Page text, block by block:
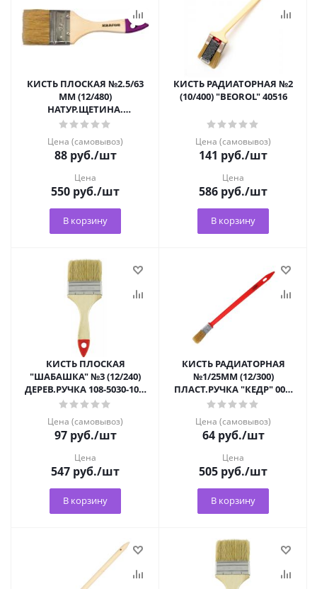
КИСТЬ ПЛОСКАЯ №2.5/63
ММ (12/480)
НАТУР.ЩЕТИНА.
ДЕРЕВ.РУЧКА "KRAFOR"
Цена (самовывоз)
88руб./шт
Цена
550 руб./шт
В корзину
КИСТЬ РАДИАТОРНАЯ №2
(10/400) "BEOROL" 40516
Цена (самовывоз)
141 руб./шт
Цена
586 руб./шт
В корзину
КИСТЬ ПЛОСКАЯ
"ШАБАШКА" №3 (12/240)
ДЕРЕВ.РУЧКА 108-5030-109-
4230
Цена (самовывоз)
97руб./шт
Цена
547 руб./шт
В корзину
КИСТЬ РАДИАТОРНАЯ
№1/25ММ (12/300)
ПЛАСТ.РУЧКА "КЕДР" 009-
4410
Цена (самовывоз)
64руб./шт
Цена
505 руб./шт
В корзину